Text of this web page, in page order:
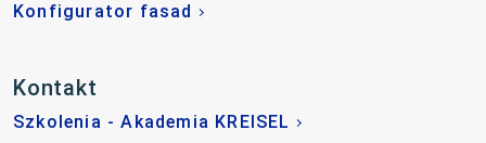
Konfigurator fasad
Kontakt
Szkolenia - Akademia KREISEL